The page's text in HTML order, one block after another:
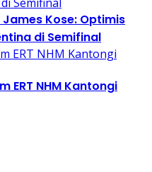
Kose: Optimis
di Semifinal
ERT NHM Kantongi